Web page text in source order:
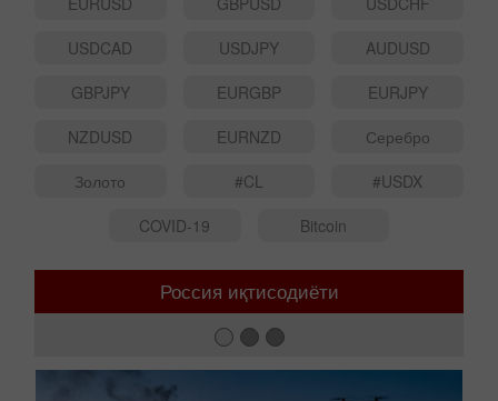
Инструменты:
EURUSD GBPUSD
USDCHF
USDCAD
USDJPY
AUDUSD
GBPJPY
EURGBP
EURJPY
NZDUSD
EURNZD
Серебро
COVID-19
Bitcoin
Россия иқтисодиёти